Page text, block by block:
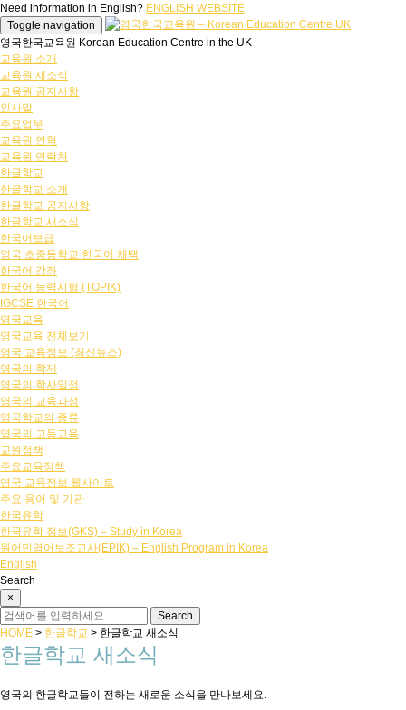
Need information in English? ENGLISH WEBSITE
Toggle navigation
영국한국교육원 Korean Education Centre in the UK
교육원 소개
교육원 새소식
교육원 공지사항
인사말
주요업무
교육원 연혁
교육원 연락처
한글학교
한글학교 소개
한글학교 공지사항
한글학교 새소식
한국어보급
영국 초중등학교 한국어 채택
한국어 강좌
한국어 능력시험 (TOPIK)
IGCSE 한국어
영국교육
영국교육 전체보기
영국 교육정보 (최신뉴스)
영국의 학제
영국의 학사일정
영국의 교육과정
영국학교의 종류
영국의 고등교육
교원정책
주요교육정책
영국 교육정보 웹사이트
주요 용어 및 기관
한국유학
한국유학 정보(GKS) – Study in Korea
원어민영어보조교사(EPIK) – English Program in Korea
English
Search
×
HOME > 한글학교 > 한글학교 새소식
한글학교 새소식
영국의 한글학교들이 전하는 새로운 소식을 만나보세요.